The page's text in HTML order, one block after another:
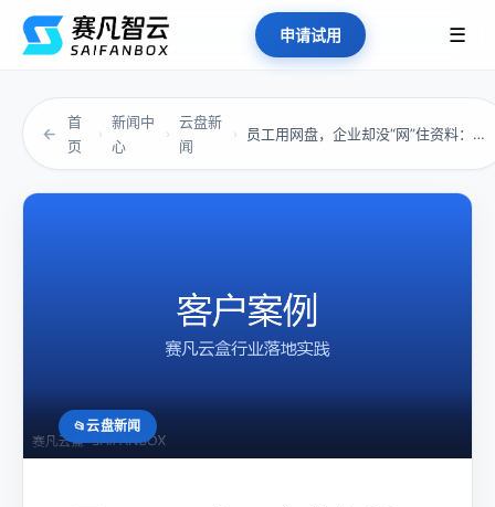
申请试用 ☰
←
首
页
›
新闻中
心
›
云盘新
闻
› 员工用网盘，企业却没“网”住资料：你需要的不...
云盘新闻